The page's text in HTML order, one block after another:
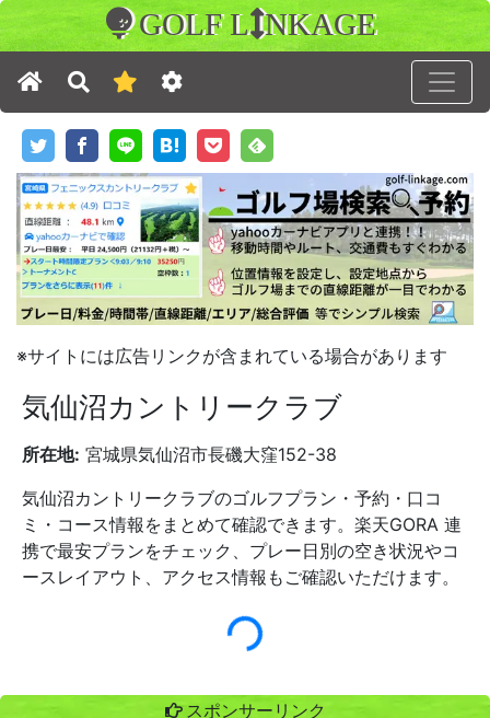
GOLF L NKAGE
※サイトには広告リンクが含まれている場合があります
気仙沼カントリークラブ
所在地: 宮城県気仙沼市長磯大窪152-38
気仙沼カントリークラブのゴルフプラン・予約・口コ
ミ・コース情報をまとめて確認できます。楽天GORA 連
携で最安プランをチェック、プレー日別の空き状況やコ
ースレイアウト、アクセス情報もご確認いただけます。
スポンサーリンク